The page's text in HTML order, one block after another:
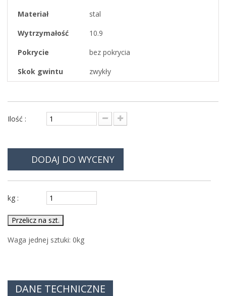
Materiał
stal
Wytrzymałość
10.9
Pokrycie
bez pokrycia
Skok gwintu
zwykły
Ilość :
DODAJ DO WYCENY
kg :
Przelicz na szt.
Waga jednej sztuki: 0kg
DANE TECHNICZNE